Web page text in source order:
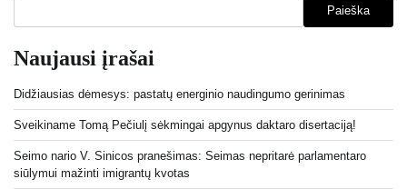
Paieška
Naujausi įrašai
Didžiausias dėmesys: pastatų energinio naudingumo gerinimas
Sveikiname Tomą Pečiulį sėkmingai apgynus daktaro disertaciją!
Seimo nario V. Sinicos pranešimas: Seimas nepritarė parlamentaro
siūlymui mažinti imigrantų kvotas